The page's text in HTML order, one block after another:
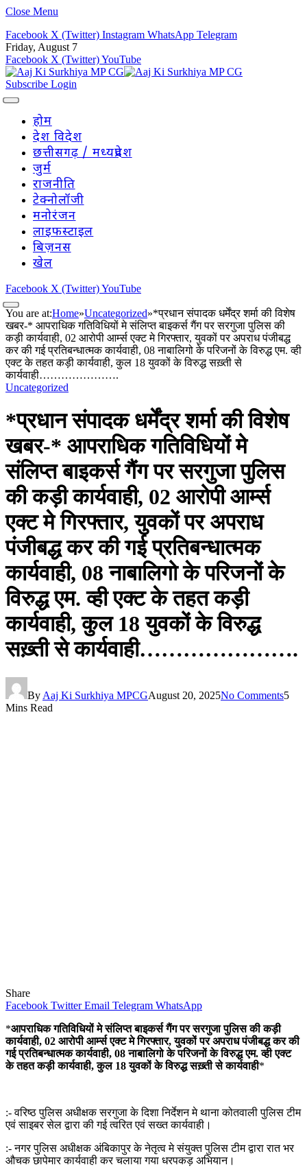
Close Menu
Facebook X (Twitter) Instagram WhatsApp Telegram
Friday, August 7
Facebook X (Twitter)YouTube
Subscribe Login
होम
देश विदेश
छत्तीसगढ़ / मध्यप्रदेश
जुर्म
राजनीति
टेक्नोलॉजी
मनोरंजन
लाइफस्टाइल
बिज़नस
खेल
Facebook X (Twitter)YouTube
You are at:Home»Uncategorized»*प्रधान संपादक धर्मेंद्र शर्मा की विशेष
खबर-* आपराधिक गतिविधियों मे संलिप्त बाइकर्स गैंग पर सरगुजा पुलिस की
कड़ी कार्यवाही, 02 आरोपी आर्म्स एक्ट मे गिरफ्तार, युवकों पर अपराध पंजीबद्ध
कर की गई प्रतिबन्धात्मक कार्यवाही, 08 नाबालिगो के परिजनों के विरुद्ध एम. व्ही
एक्ट के तहत कड़ी कार्यवाही, कुल 18 युवकों के विरुद्ध सख़्ती से
कार्यवाही………………….
Uncategorized
*प्रधान संपादक धर्मेंद्र शर्मा की विशेष
खबर-* आपराधिक गतिविधियों मे
संलिप्त बाइकर्स गैंग पर सरगुजा पुलिस
की कड़ी कार्यवाही, 02 आरोपी आर्म्स
एक्ट मे गिरफ्तार, युवकों पर अपराध
पंजीबद्ध कर की गई प्रतिबन्धात्मक
कार्यवाही, 08 नाबालिगो के परिजनों के
विरुद्ध एम. व्ही एक्ट के तहत कड़ी
कार्यवाही, कुल 18 युवकों के विरुद्ध
सख़्ती से कार्यवाही………………….
By Aaj Ki Surkhiya MPCGAugust 20, 2025No Comments5
Mins Read
Share
Facebook Twitter Email Telegram WhatsApp
*आपराधिक गतिविधियों मे संलिप्त बाइकर्स गैंग पर सरगुजा पुलिस की कड़ी
कार्यवाही, 02 आरोपी आर्म्स एक्ट मे गिरफ्तार, युवकों पर अपराध पंजीबद्ध कर की
गई प्रतिबन्धात्मक कार्यवाही, 08 नाबालिगो के परिजनों के विरुद्ध एम. व्ही एक्ट
के तहत कड़ी कार्यवाही, कुल 18 युवकों के विरुद्ध सख़्ती से कार्यवाही*
:- वरिष्ठ पुलिस अधीक्षक सरगुजा के दिशा निर्देशन मे थाना कोतवाली पुलिस टीम
एवं साइबर सेल द्वारा की गई त्वरित एवं सख्त कार्यवाही।
:- नगर पुलिस अधीक्षक अंबिकापुर के नेतृत्व मे संयुक्त पुलिस टीम द्वारा रात भर
औचक छापेमार कार्यवाही कर चलाया गया धरपकड़ अभियान।